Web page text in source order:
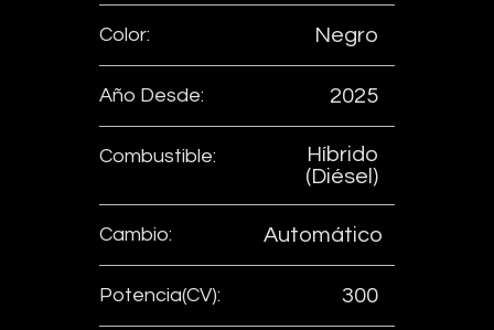
Color: Negro
Año Desde: 2025
Combustible:
Híbrido
(Diésel)
Cambio: Automático
Potencia(CV): 300